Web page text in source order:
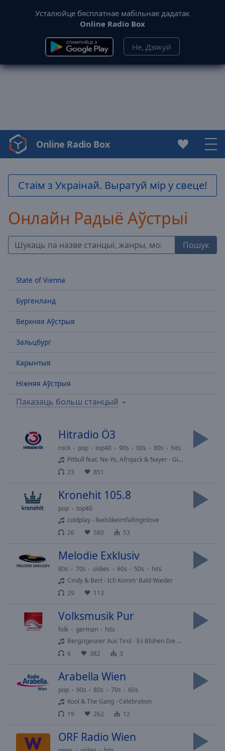
Усталюйце бясплатнае мабільнае дадатак
Online Radio Box
Не, Дзякуй
Video
Player
loading.
Play
Play
Skip
Skip
Forward
Time0:00
Duration-:-
Loaded:
Stream
Seek to
behind
Remaining
Chapters
off,
selected
settings
opens
subtitles
off,
Picture-
in-
Online Radio Box
Стаім з Украінай. Выратуй мір у свеце!
Онлайн Радыё Аўстрыі
Пошук
State of Vienna
Бургенланд
Верхняя Аўстрыя
Зальцбург
Карынтыя
Ніжняя Аўстрыя
Паказаць больш станцый
Hitradio Ö3
rock pop top40 90s 00s 80s
hits
Pitbull feat. Ne-Yo, Afrojack & Nayer - Give Me Everything
23
851
Kronehit 105.8
pop
top40
coldplay - feelslikeimfallinginlove
26
580 53
Melodie Exklusiv
80s 70s oldies 60s 50s
hits
Cindy & Bert - Ich Komm' Bald Wieder
29
113
Volksmusik Pur
folk german
hits
Bergzigeuner Aus Tirol - Es Blühen Die Alpenrosen
6
382 3
Arabella Wien
pop 90s 80s 70s
60s
Kool & The Gang - Celebration
19
262 12
ORF Radio Wien